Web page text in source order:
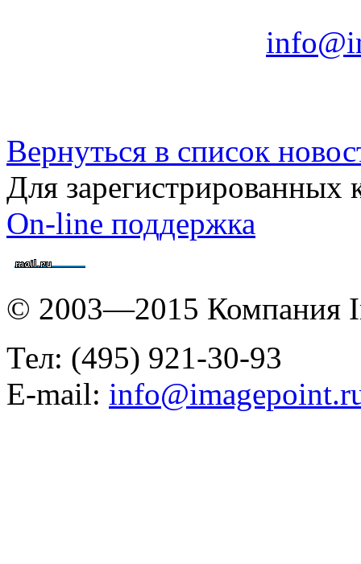
Вернуться в список
Для зарегистрированных
On-line поддержка
© 2003—2015 Компания
Тел: (495) 921-30-93
E-mail: